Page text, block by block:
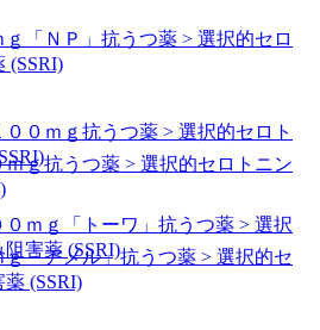
「ＮＰ」 抗うつ薬 > 選択的セロ
(SSRI)
０ｍｇ 抗うつ薬 > 選択的セロト
ｍｇ「トーワ」 抗うつ薬 > 選択
害薬 (SSRI)
ｍｇ抗うつ薬 > 選択的セロトニン
ｇ「アメル」抗うつ薬 > 選択的セ
(SSRI)